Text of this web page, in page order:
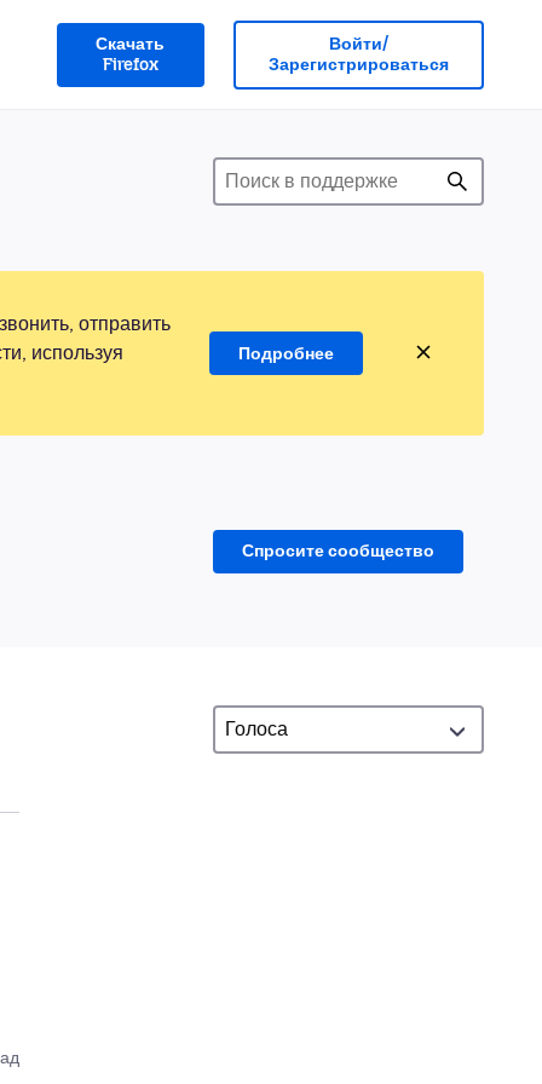
Скачать
Firefox
Войти/
Зарегистрироваться
отправить
используя
Подробнее
Спросите сообщество